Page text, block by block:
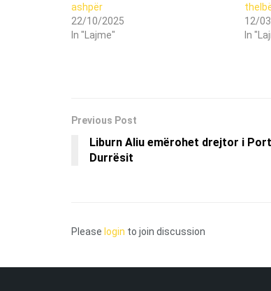
ashpër
22/10/2025
In "Lajme"
12/
In
Previous Post
Liburn Aliu emërohet drejtor i
Durrësit
Please login to join discussion